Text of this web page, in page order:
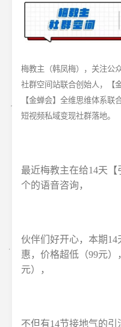
梅教主（韩凤梅），关注公
社群空间站联合创始人，【
【金蝉会】全维思维体系
短视频私域变现社群落地。
最近梅教主在给14天
个的语音咨询，
伙伴们好开心，本期
惠，价格超低（99元
元），
不但有14节接地气的